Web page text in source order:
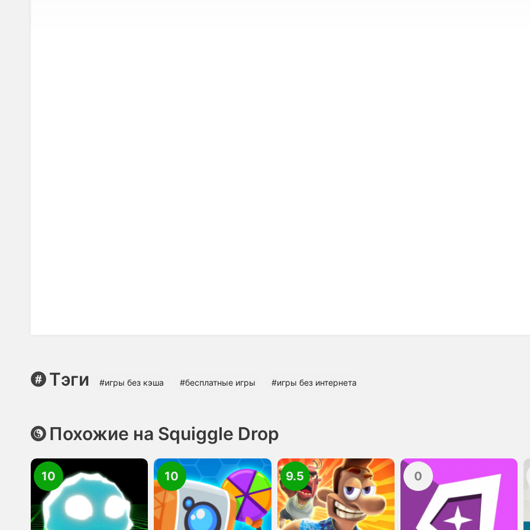
Тэги #игры без кэша #бесплатные игры #игры без интернета
Похожие на Squiggle Drop
10 10 9.5 0